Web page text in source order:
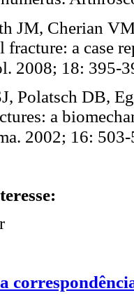
JM, Cherian
fracture: a case
2008; 18: 395-
Polatsch DB,
a
2002; 16: